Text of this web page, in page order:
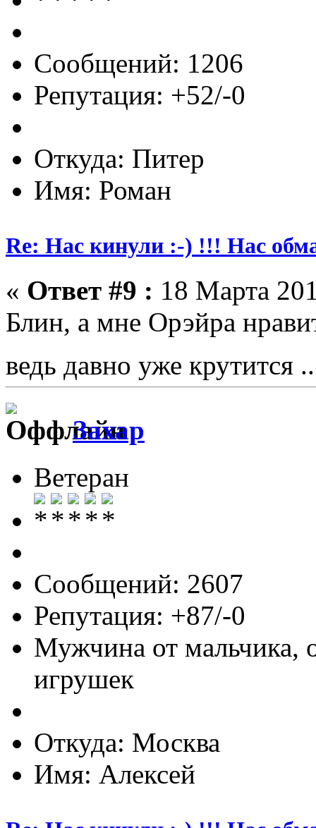
Сообщений: 1206
Репутация: +52/-0
Откуда: Питер
Имя: Роман
Re: Нас кинули :-) !!! Нас
« Ответ #9 : 18 Марта
Блин, а мне Орэйра
ведь давно уже крутится
Захар
Ветеран
Сообщений: 2607
Репутация: +87/-0
Мужчина от мальчика,
игрушек
Откуда: Москва
Имя: Алексей